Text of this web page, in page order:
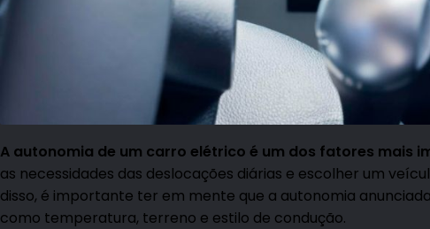
A autonomia de um carro elétrico é um dos fatores mais
as necessidades das deslocações diárias e escolher um
disso, é importante ter em mente que a autonomia
como temperatura, terreno e estilo de condução.